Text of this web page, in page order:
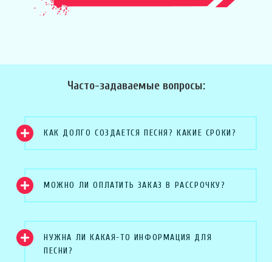
Часто-задаваемые вопросы:
КАК ДОЛГО СОЗДАЕТСЯ ПЕСНЯ? КАКИЕ СРОКИ?
МОЖНО ЛИ ОПЛАТИТЬ ЗАКАЗ В РАССРОЧКУ?
НУЖНА ЛИ КАКАЯ-ТО ИНФОРМАЦИЯ ДЛЯ
ПЕСНИ?